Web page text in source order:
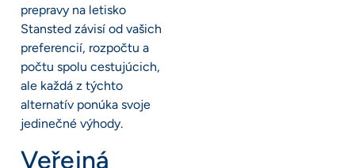
prepravy na letisko
Stansted závisí od vašich
preferencií, rozpočtu a
počtu spolu cestujúcich,
ale každá z týchto
alternatív ponúka svoje
jedinečné výhody.
Veřejná